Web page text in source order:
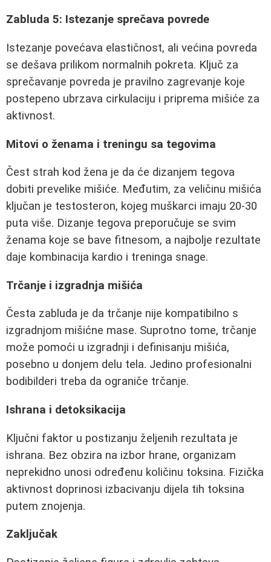
Zabluda 5: Istezanje sprečava povrede
Istezanje povećava elastičnost, ali većina povreda
se dešava prilikom normalnih pokreta. Ključ za
sprečavanje povreda je pravilno zagrevanje koje
postepeno ubrzava cirkulaciju i priprema mišiće za
aktivnost.
Mitovi o ženama i treningu sa tegovima
Čest strah kod žena je da će dizanjem tegova
dobiti prevelike mišiće. Međutim, za veličinu mišića
ključan je testosteron, kojeg muškarci imaju 20-30
puta više. Dizanje tegova preporučuje se svim
ženama koje se bave fitnesom, a najbolje rezultate
daje kombinacija kardio i treninga snage.
Trčanje i izgradnja mišića
Česta zabluda je da trčanje nije kompatibilno s
izgradnjom mišićne mase. Suprotno tome, trčanje
može pomoći u izgradnji i definisanju mišića,
posebno u donjem delu tela. Jedino profesionalni
bodibilderi treba da ograniče trčanje.
Ishrana i detoksikacija
Ključni faktor u postizanju željenih rezultata je
ishrana. Bez obzira na izbor hrane, organizam
neprekidno unosi određenu količinu toksina. Fizička
aktivnost doprinosi izbacivanju dijela tih toksina
putem znojenja.
Zaključak